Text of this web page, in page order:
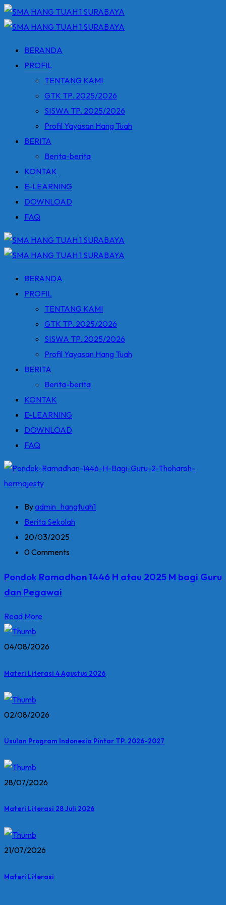
Skip
to
BERANDA
PROFIL
TENTANG KAMI
GTK TP. 2025/2026
SISWA TP. 2025/2026
Profil Yayasan Hang Tuah
BERITA
Berita-berita
KONTAK
E-LEARNING
DOWNLOAD
FAQ
BERANDA
PROFIL
TENTANG KAMI
GTK TP. 2025/2026
SISWA TP. 2025/2026
Profil Yayasan Hang Tuah
BERITA
Berita-berita
KONTAK
E-LEARNING
DOWNLOAD
FAQ
Byadmin_hangtuah1
Berita Sekolah
20/03/2025
0 Comments
Pondok Ramadhan 1446 H atau 2025 M bagi Guru
dan Pegawai
Read More
04/08/2026
Materi Literasi 4 Agustus 2026
02/08/2026
Usulan Program Indonesia Pintar TP. 2026-2027
28/07/2026
Materi Literasi 28 Juli 2026
21/07/2026
Materi Literasi